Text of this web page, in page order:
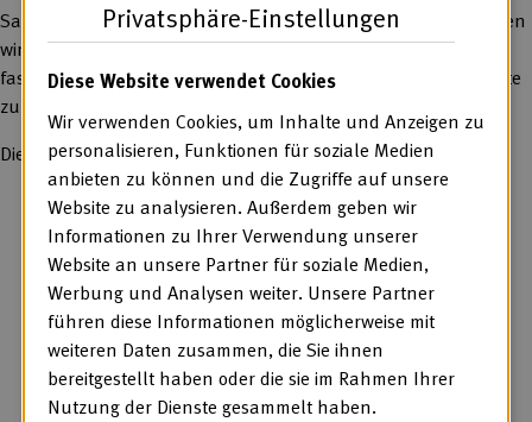
Saarland. Im Schwerpunkt des Werkstatt:Dialog 1.2026 blicken
wir außerdem auf die erste Ausgabe von You can! zurück,
fassen zentrale Diskussionen, zusammen und lassen Beteiligte
zu Wort kommen.
Die BAG WfbM wünscht viel Freude bei der Lektüre!
Privatsphäre-Einstellungen
Diese Website verwendet Cookies
Wir verwenden Cookies, um Inhalte und Anzeigen zu
personalisieren, Funktionen für soziale Medien
anbieten zu können und die Zugriffe auf unsere
Website zu analysieren. Außerdem geben wir
Informationen zu Ihrer Verwendung unserer
Website an unsere Partner für soziale Medien,
Werbung und Analysen weiter. Unsere Partner
führen diese Informationen möglicherweise mit
weiteren Daten zusammen, die Sie ihnen
bereitgestellt haben oder die sie im Rahmen Ihrer
Nutzung der Dienste gesammelt haben.